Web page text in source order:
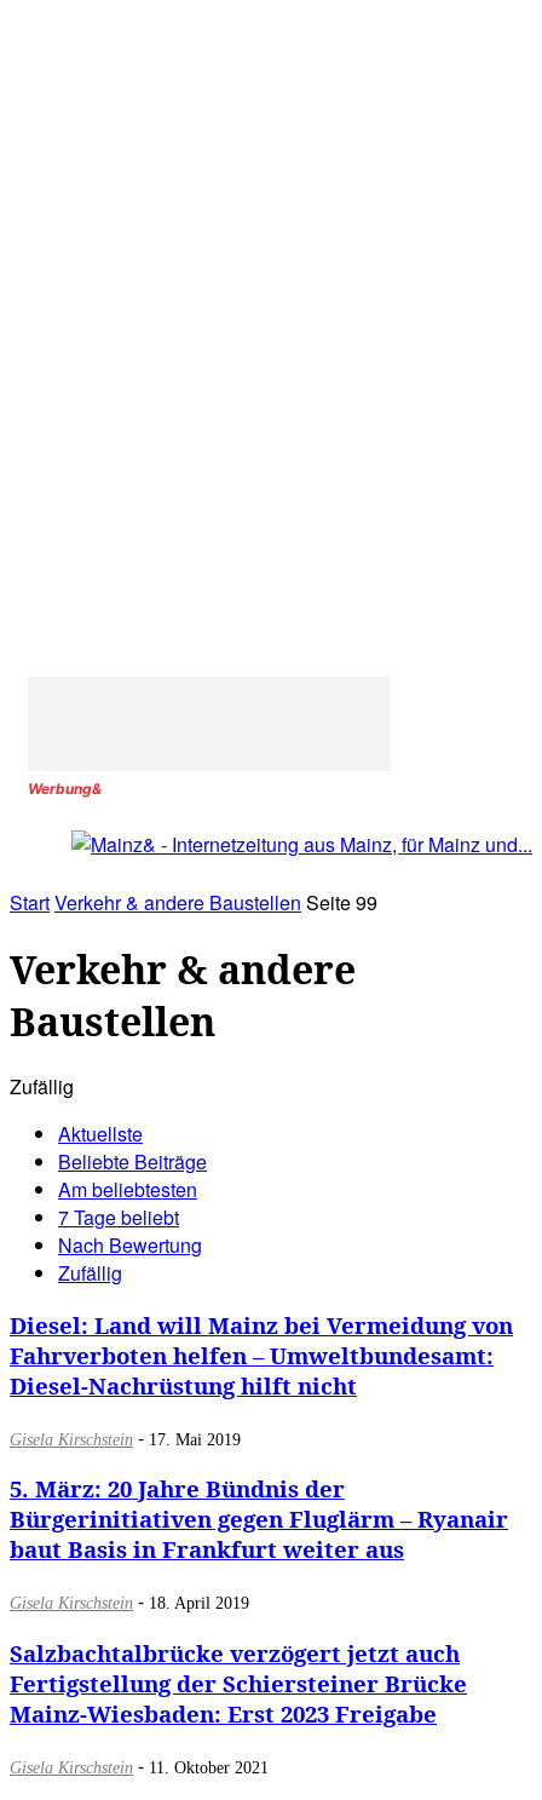
Werbung&
StartVerkehr & andere Baustellen Seite 99
Verkehr & andere
Baustellen
Zufällig
Aktuellste
Beliebte Beiträge
Am beliebtesten
7 Tage beliebt
Nach Bewertung
Zufällig
Diesel: Land will Mainz bei Vermeidung von
Fahrverboten helfen – Umweltbundesamt:
Diesel-Nachrüstung hilft nicht
Gisela Kirschstein - 17. Mai 2019
5. März: 20 Jahre Bündnis der
Bürgerinitiativen gegen Fluglärm – Ryanair
baut Basis in Frankfurt weiter aus
Gisela Kirschstein - 18. April 2019
Salzbachtalbrücke verzögert jetzt auch
Fertigstellung der Schiersteiner Brücke
Mainz-Wiesbaden: Erst 2023 Freigabe
Gisela Kirschstein - 11. Oktober 2021